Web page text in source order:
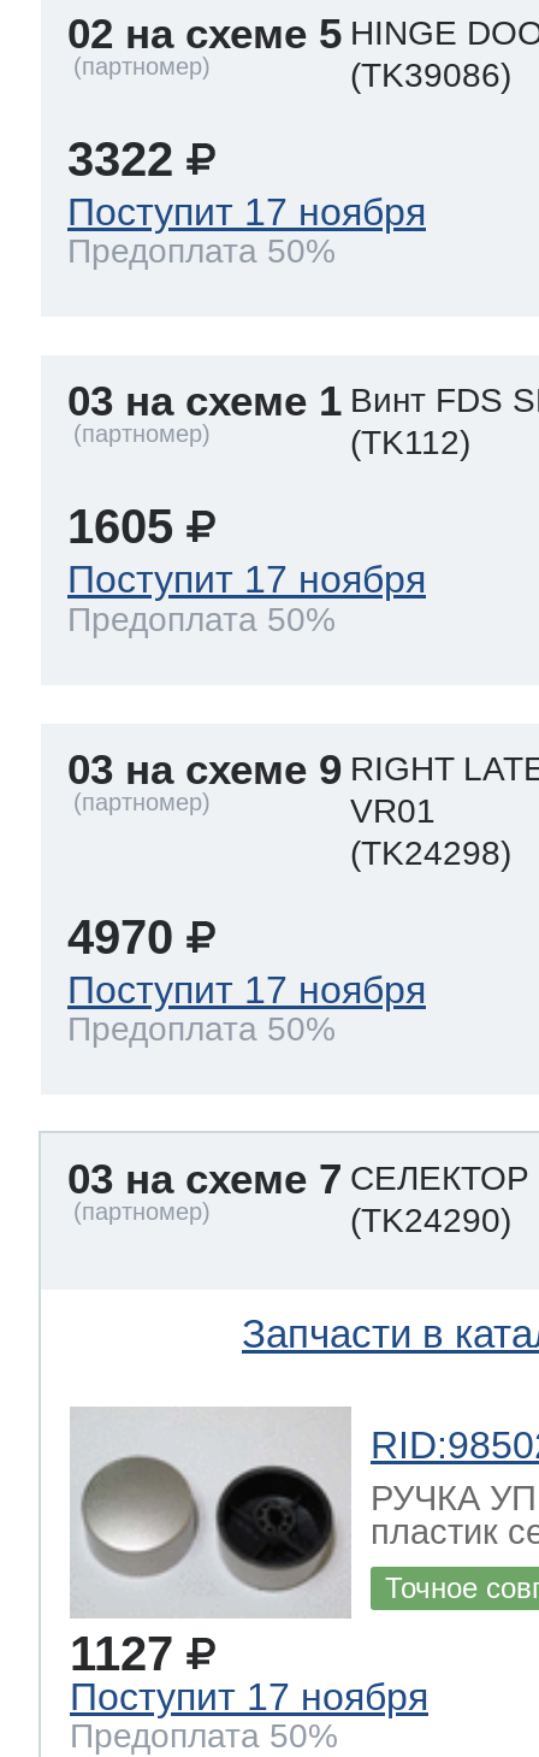
02 на схеме 5 HINGE
(TK39086)
3322
Поступит 17 ноября
Предоплата 50%
03 на схеме 1 Винт FDS
(TK112)
1605
Поступит 17 ноября
Предоплата 50%
03 на схеме 9 RIGHT
VR01
(TK24298)
4970
Поступит 17 ноября
Предоплата 50%
03 на схеме 7 СЕЛЕКТОР
(TK24290)
Запчасти в
РУЧКА
пластик
Точное
1127
Поступит 17 ноября
Предоплата 50%